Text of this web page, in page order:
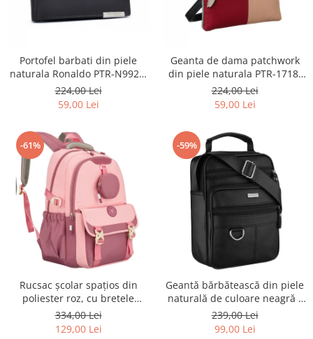
Portofel barbati din piele
naturala Ronaldo PTR-N992L-
PDM-RON-BP BL
224,00 Lei
59,00 Lei
Geanta de dama patchwork
din piele naturala PTR-1718-
SKL-6922 MULTI
224,00 Lei
59,00 Lei
-61%
Rucsac școlar spațios din
poliester roz, cu bretele
reglabile - Peterson PTR-PTN
8610-1327 PINK
334,00 Lei
129,00 Lei
-59%
Geantă bărbătească din piele
naturală de culoare neagră -
Rovicky PTR-R-ST7-01-7571-
BLACK
239,00 Lei
99,00 Lei